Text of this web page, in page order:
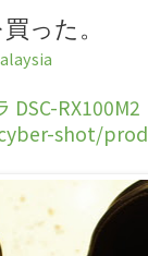
った。
DSC-RX100M2
shot/